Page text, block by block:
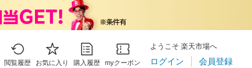
閲覧履歴 お気に入り 購入履歴 myクーポン
ようこそ 楽天市場へ
ログイン 会員登録